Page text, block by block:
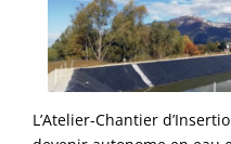
L’Atelier-Chantier